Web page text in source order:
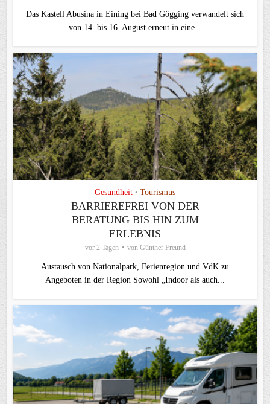
Das Kastell Abusina in Eining bei Bad Gögging verwandelt sich
von 14. bis 16. August erneut in eine...
Gesundheit • Tourismus
BARRIEREFREI VON DER
BERATUNG BIS HIN ZUM
ERLEBNIS
vor 2 Tagen von Günther Freund
Austausch von Nationalpark, Ferienregion und VdK zu
Angeboten in der Region Sowohl „Indoor als auch...